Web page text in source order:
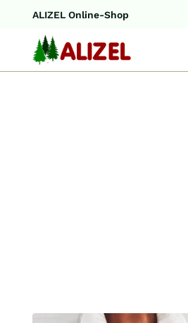
springen
ALIZEL Online-Shop